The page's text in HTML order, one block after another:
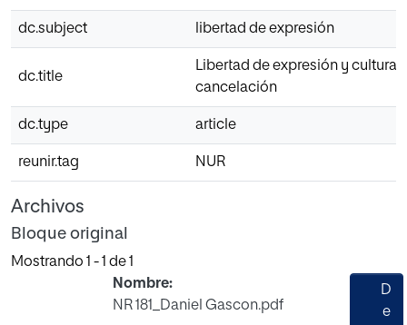
dc.subject libertad de expresión
dc.title
Libertad de expresión y cultura
cancelación
dc.type article
reunir.tag NUR
Archivos
Bloque original
Mostrando 1 - 1 de 1
Nombre:
NR 181_Daniel Gascon.pdf
D
e